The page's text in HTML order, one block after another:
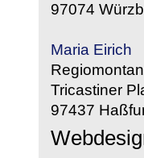
97074
Maria Eirich
Tricastiner
97437